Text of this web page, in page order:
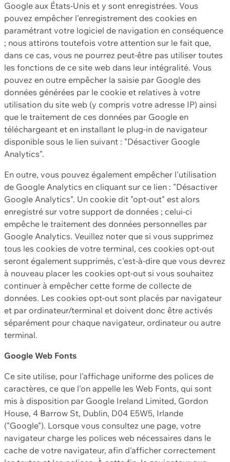
Google aux États-Unis et y sont enregistrées. Vous
pouvez empêcher l'enregistrement des cookies en
paramétrant votre logiciel de navigation en conséquence
; nous attirons toutefois votre attention sur le fait que,
dans ce cas, vous ne pourrez peut-être pas utiliser toutes
les fonctions de ce site web dans leur intégralité. Vous
pouvez en outre empêcher la saisie par Google des
données générées par le cookie et relatives à votre
utilisation du site web (y compris votre adresse IP) ainsi
que le traitement de ces données par Google en
téléchargeant et en installant le plug-in de navigateur
disponible sous le lien suivant : "Désactiver Google
Analytics".
En outre, vous pouvez également empêcher l'utilisation
de Google Analytics en cliquant sur ce lien : "Désactiver
Google Analytics". Un cookie dit "opt-out" est alors
enregistré sur votre support de données ; celui-ci
empêche le traitement des données personnelles par
Google Analytics. Veuillez noter que si vous supprimez
tous les cookies de votre terminal, ces cookies opt-out
seront également supprimés, c'est-à-dire que vous devrez
à nouveau placer les cookies opt-out si vous souhaitez
continuer à empêcher cette forme de collecte de
données. Les cookies opt-out sont placés par navigateur
et par ordinateur/terminal et doivent donc être activés
séparément pour chaque navigateur, ordinateur ou autre
terminal.
Google Web Fonts
Ce site utilise, pour l'affichage uniforme des polices de
caractères, ce que l'on appelle les Web Fonts, qui sont
mis à disposition par Google Ireland Limited, Gordon
House, 4 Barrow St, Dublin, D04 E5W5, Irlande
("Google"). Lorsque vous consultez une page, votre
navigateur charge les polices web nécessaires dans le
cache de votre navigateur, afin d'afficher correctement